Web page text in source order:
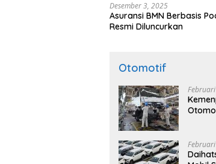
Desember 3, 2025
Asuransi BMN Berbasis
Resmi Diluncurkan
Otomotif